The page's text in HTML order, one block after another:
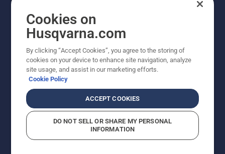
Autortiesības — 2022 Husqvarna AB (publ). Visas
Cookies on
Husqvarna.com
By clicking “Accept Cookies”, you agree to the storing of
cookies on your device to enhance site navigation, analyze
site usage, and assist in our marketing efforts.
Cookie Policy
ACCEPT COOKIES
DO NOT SELL OR SHARE MY PERSONAL
INFORMATION